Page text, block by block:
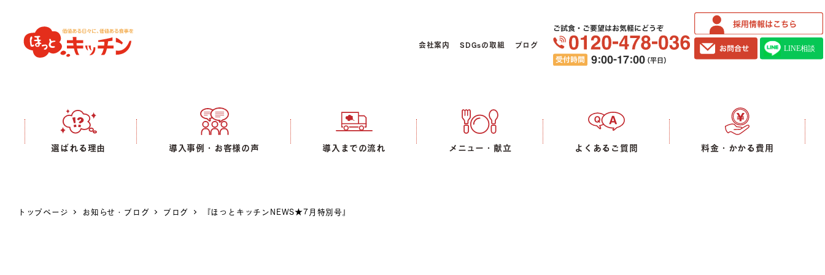
会社案内 SDGsの取組 ブログ
ご試食・ご要望はお気軽にどうぞ
選ばれる理由 導入事例・お客様の声 導入までの流れ メニュー・献立 よくあるご質問 料金・かかる費用
トップページ お知らせ・ブログ ブログ 『ほっとキッチンNEWS★7月特別号』